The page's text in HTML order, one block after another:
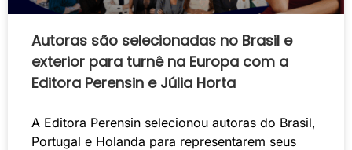
Autoras são selecionadas no Brasil e
exterior para turnê na Europa com a
Editora Perensin e Júlia Horta
A Editora Perensin selecionou autoras do Brasil,
Portugal e Holanda para representarem seus